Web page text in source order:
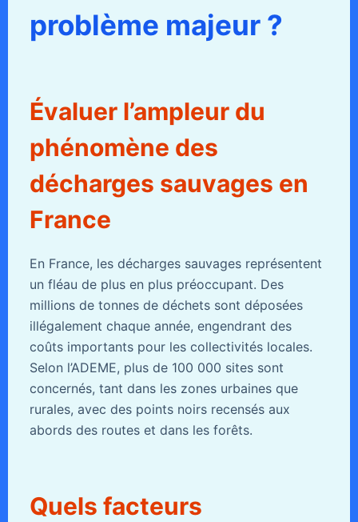
problème majeur ?
Évaluer l’ampleur du
phénomène des
décharges sauvages en
France
En France, les décharges sauvages représentent
un fléau de plus en plus préoccupant. Des
millions de tonnes de déchets sont déposées
illégalement chaque année, engendrant des
coûts importants pour les collectivités locales.
Selon l’ADEME, plus de 100 000 sites sont
concernés, tant dans les zones urbaines que
rurales, avec des points noirs recensés aux
abords des routes et dans les forêts.
Quels facteurs